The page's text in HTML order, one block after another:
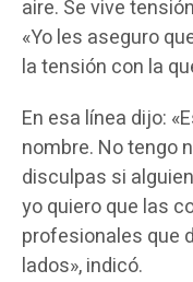
aire. Se vive
«Yo les aseguro
la tensión con la
En esa línea dijo:
nombre. No tengo
disculpas si
yo quiero que las
profesionales que
lados», indicó.